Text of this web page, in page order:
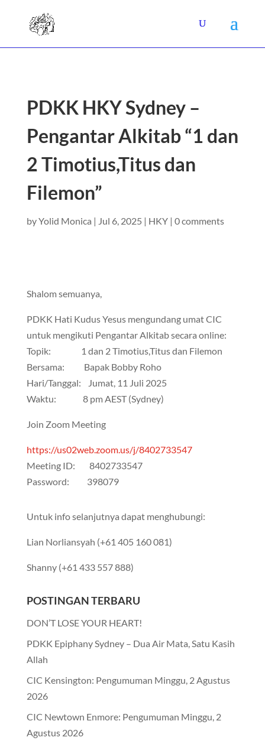
PDKK HKY Sydney –
Pengantar Alkitab “1 dan
2 Timotius,Titus dan
Filemon”
byYolid Monica | Jul 6, 2025 | HKY| 0 comments
Shalom semuanya,
PDKK Hati Kudus Yesus mengundang umat CIC
untuk mengikuti Pengantar Alkitab secara online:
Topik: 1 dan 2 Timotius,Titus dan Filemon
Bersama: Bapak Bobby Roho
Hari/Tanggal: Jumat, 11 Juli 2025
Waktu: 8 pm AEST (Sydney)
Join Zoom Meeting
https://us02web.zoom.us/j/8402733547
Meeting ID: 8402733547
Password: 398079
Untuk info selanjutnya dapat menghubungi:
Lian Norliansyah (+61 405 160 081)
Shanny (+61 433 557 888)
POSTINGAN TERBARU
DON’T LOSE YOUR HEART!
PDKK Epiphany Sydney – Dua Air Mata, Satu Kasih
Allah
CIC Kensington: Pengumuman Minggu, 2 Agustus
2026
CIC Newtown Enmore: Pengumuman Minggu, 2
Agustus 2026